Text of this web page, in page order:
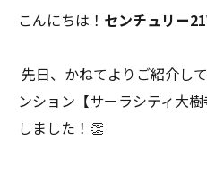
こんにちは！ センチュリー
先日、かねてよりご紹介し
ンション【サーラシティ大
しました！👏